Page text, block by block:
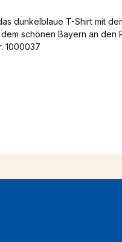
dunkelblaue T-Shirt mit
schönen Bayern an
1000037